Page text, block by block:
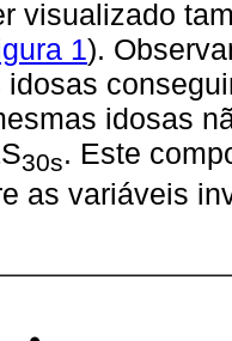
visualizado
1).
idosas
idosas
30s. Este
as variáveis